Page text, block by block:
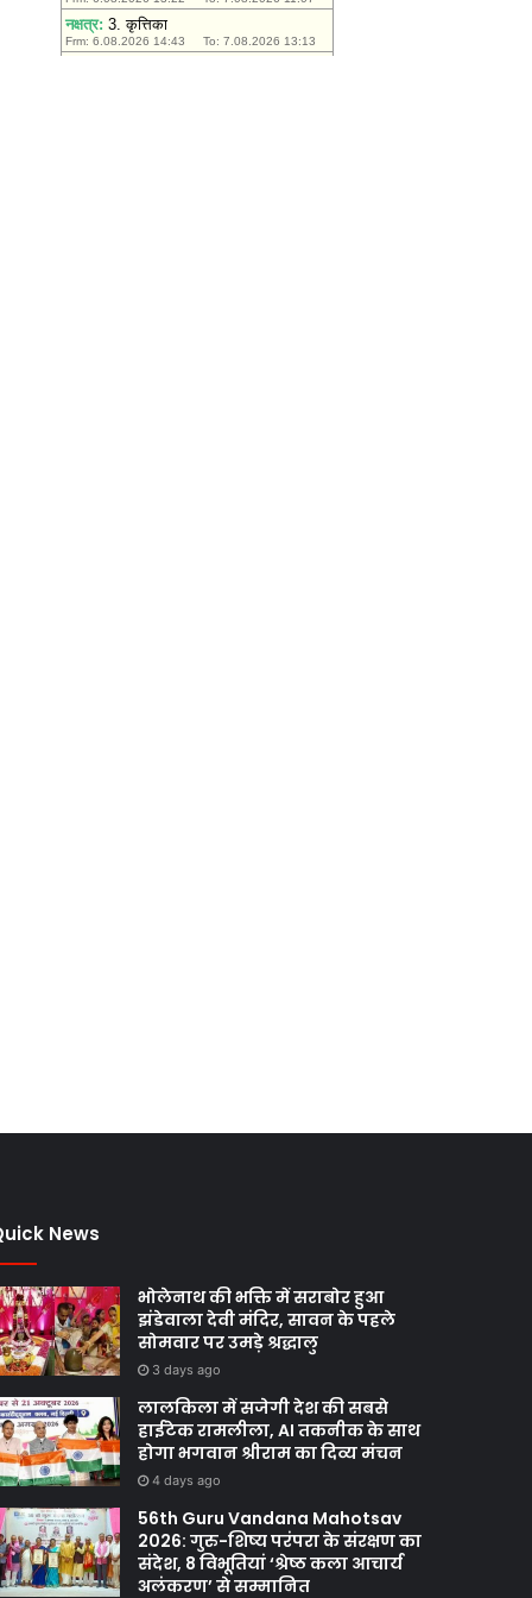
News
भोलेनाथ की भक्ति में सराबोर हुआ
झंडेवाला देवी मंदिर, सावन के पहले
सोमवार पर उमड़े श्रद्धालु
3 days ago
लालकिला में सजेगी देश की सबसे
हाईटेक रामलीला, AI तकनीक के साथ
होगा भगवान श्रीराम का दिव्य मंचन
4 days ago
56th Guru Vandana Mahotsav
2026: गुरु-शिष्य परंपरा के संरक्षण का
संदेश, 8 विभूतियां ‘श्रेष्ठ कला आचार्य
अलंकरण’ से सम्मानित